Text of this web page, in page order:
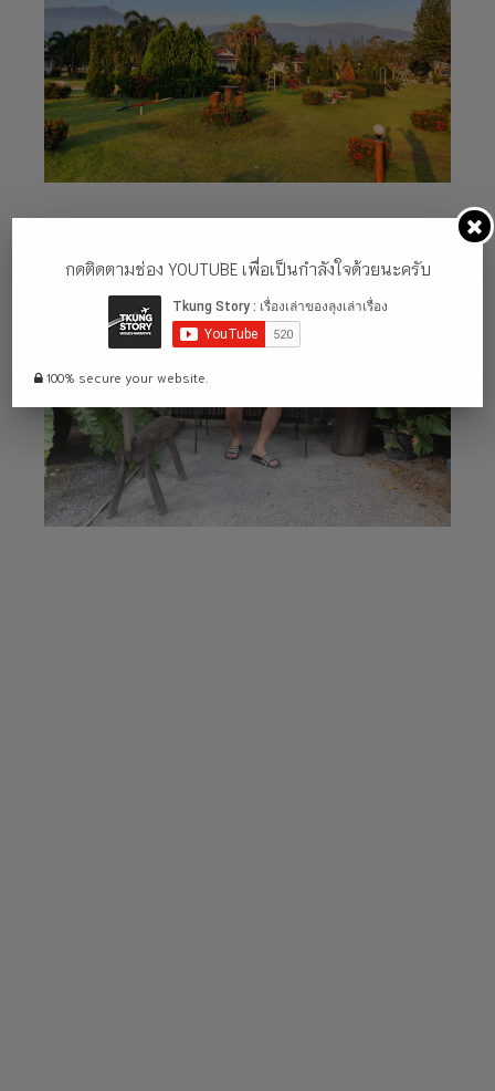
กดติดตามช่อง YOUTUBE เพื่อเป็นกำลังใจด้วยนะครับ
100% secure your website.